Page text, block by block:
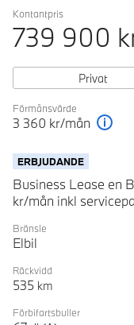
Kontantpris
739 900
Privat
Förmånsvärde
3 360 kr/mån
ERBJUDANDE
Business Lease en
kr/mån inkl
Bränsle
Elbil
Räckvidd
535 km
Förbifartsbuller